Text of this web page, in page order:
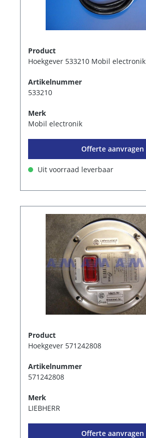
Product
Hoekgever 533210 Mobil electronik
Artikelnummer
533210
Merk
Mobil electronik
Offerte aanvragen
Uit voorraad leverbaar
Product
Hoekgever 571242808
Artikelnummer
571242808
Merk
LIEBHERR
Offerte aanvragen